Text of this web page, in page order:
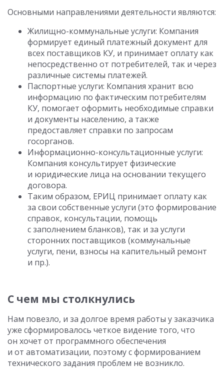
Основными направлениями деятельности являются:
Жилищно-коммунальные услуги: Компания
формирует единый платежный документ для
всех поставщиков КУ, и принимает оплату как
непосредственно от потребителей, так и через
различные системы платежей.
Паспортные услуги: Компания хранит всю
информацию по фактическим потребителям
КУ, помогает оформить необходимые справки
и документы населению, а также
предоставляет справки по запросам
госорганов.
Информационно-консультационные услуги:
Компания консультирует физические
и юридические лица на основании текущего
договора.
Таким образом, ЕРИЦ принимает оплату как
за свои собственные услуги (это формирование
справок, консультации, помощь
с заполнением бланков), так и за услуги
сторонних поставщиков (коммунальные
услуги, пени, взносы на капительный ремонт
и пр.).
С чем мы столкнулись
Нам повезло, и за долгое время работы у заказчика
уже сформировалось четкое видение того, что
он хочет от программного обеспечения
и от автоматизации, поэтому с формированием
технического задания проблем не возникло.